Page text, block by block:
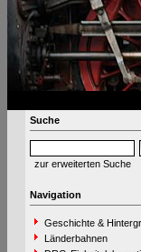
Suche
zur erweiterten Suche
Navigation
Geschichte &
Länderbahnen